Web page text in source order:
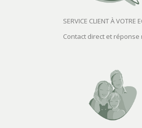
SERVICE CLIENT À VOTRE
Contact direct et réponse